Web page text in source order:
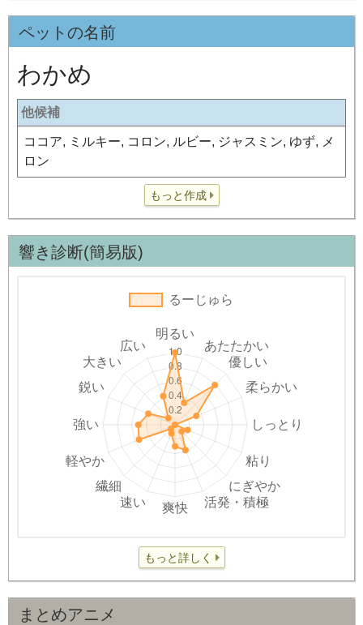
ペットの名前
わかめ
他候補
ココア, ミルキー, コロン, ルビー, ジャスミン, ゆず, メ
ロン
もっと作成
響き診断(簡易版)
もっと詳しく
まとめアニメ